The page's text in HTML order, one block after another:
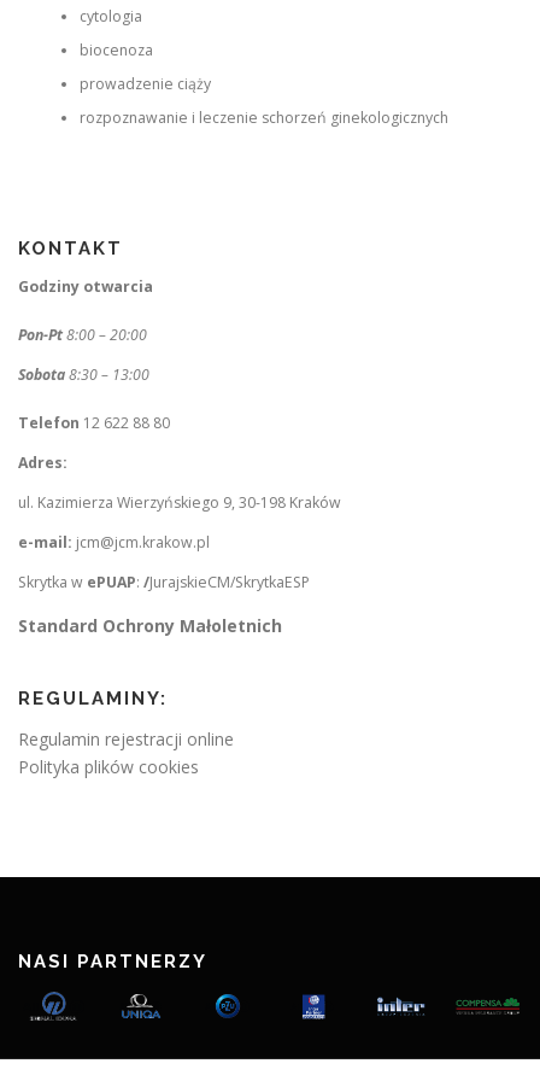
cytologia
biocenoza
prowadzenie ciąży
rozpoznawanie i leczenie schorzeń ginekologicznych
KONTAKT
Godziny otwarcia
Pon-Pt8:00 – 20:00
Sobota8:30 – 13:00
Telefon 12 622 88 80
Adres:
ul. Kazimierza Wierzyńskiego 9, 30-198 Kraków
e-mail: jcm@jcm.krakow.pl
Skrytka w ePUAP: /JurajskieCM/SkrytkaESP
Standard Ochrony Małoletnich
REGULAMINY:
Regulamin rejestracji online
Polityka plików cookies
NASI PARTNERZY